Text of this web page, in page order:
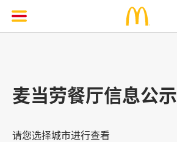
麦当劳餐厅信息公示
请您选择城市进行查看